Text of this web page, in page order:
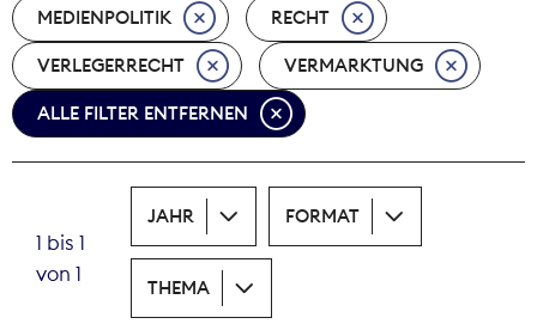
Nachhaltigkeit
Nachwuchs
Nova Award
Print
Recht
MEDIENPOLITIK RECHT
VERLEGERRECHT VERMARKTUNG
ALLE FILTER ENTFERNEN
1 bis 1
von 1
JAHR FORMAT
THEMA